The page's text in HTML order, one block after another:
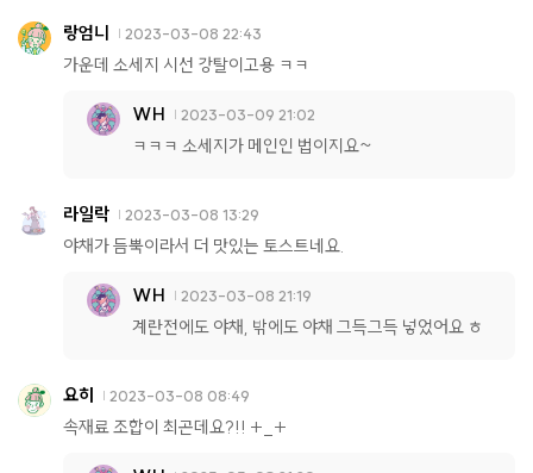
랑엄니 2023-03-08 22:43
가운데 소세지 시선 강탈이고용 ㅋㅋ
WH 2023-03-09 21:02
ㅋㅋㅋ 소세지가 메인인 법이지요~
라일락 2023-03-08 13:29
야채가 듬뿍이라서 더 맛있는 토스트네요.
WH 2023-03-08 21:19
계란전에도 야채, 밖에도 야채 그득그득 넣었어요 ㅎ
요히 2023-03-08 08:49
속재료 조합이 최곤데요?!! +_+